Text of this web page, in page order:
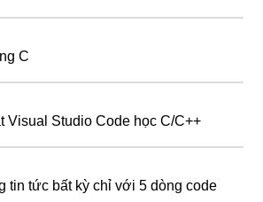
C
Visual Studio Code học C/C++
tin tức bất kỳ chỉ với 5 dòng code